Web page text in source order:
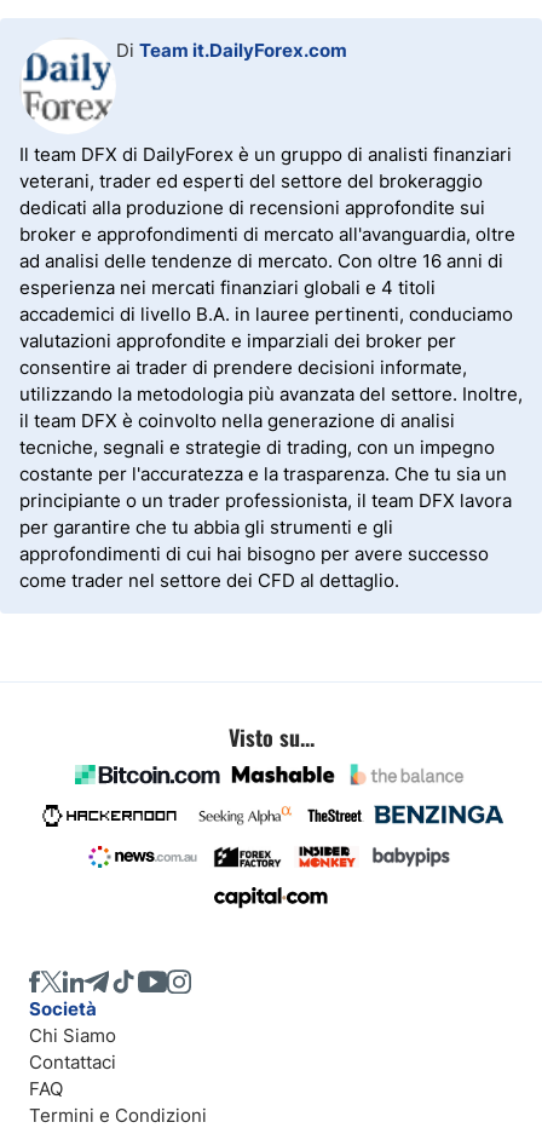
Di Team it.DailyForex.com
Il team DFX di DailyForex è un gruppo di analisti finanziari
veterani, trader ed esperti del settore del brokeraggio
dedicati alla produzione di recensioni approfondite sui
broker e approfondimenti di mercato all'avanguardia, oltre
ad analisi delle tendenze di mercato. Con oltre 16 anni di
esperienza nei mercati finanziari globali e 4 titoli
accademici di livello B.A. in lauree pertinenti, conduciamo
valutazioni approfondite e imparziali dei broker per
consentire ai trader di prendere decisioni informate,
utilizzando la metodologia più avanzata del settore. Inoltre,
il team DFX è coinvolto nella generazione di analisi
tecniche, segnali e strategie di trading, con un impegno
costante per l'accuratezza e la trasparenza. Che tu sia un
principiante o un trader professionista, il team DFX lavora
per garantire che tu abbia gli strumenti e gli
approfondimenti di cui hai bisogno per avere successo
come trader nel settore dei CFD al dettaglio.
Visto su...
Società
Chi Siamo
Contattaci
FAQ
Termini e Condizioni